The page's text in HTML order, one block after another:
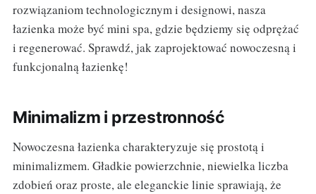
rozwiązaniom technologicznym i designowi, nasza
łazienka może być mini spa, gdzie będziemy się odprężać
i regenerować. Sprawdź, jak zaprojektować nowoczesną i
funkcjonalną łazienkę!
Minimalizm i przestronność
Nowoczesna łazienka charakteryzuje się prostotą i
minimalizmem. Gładkie powierzchnie, niewielka liczba
zdobień oraz proste, ale eleganckie linie sprawiają, że